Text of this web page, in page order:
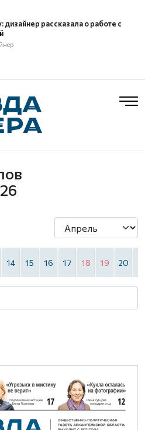
дизайнер рассказала о работе с
14 15 16 17 18 19 20